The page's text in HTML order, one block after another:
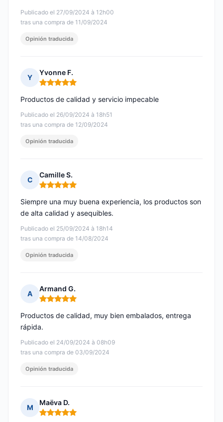
Publicado el 27/09/2024 à 12h00
tras una compra de 11/09/2024
Opinión traducida
Y
Yvonne F.
Nota: 5 de 5
Publicado el 26/09/2024 à 18h51
tras una compra de 12/09/2024
Productos de calidad y servicio impecable
Opinión traducida
C
Camille S.
Nota: 5 de 5
Publicado el 25/09/2024 à 18h14
tras una compra de 14/08/2024
Siempre una muy buena experiencia, los productos son
de alta calidad y asequibles.
Opinión traducida
A
Armand G.
Nota: 5 de 5
Publicado el 24/09/2024 à 08h09
tras una compra de 03/09/2024
Productos de calidad, muy bien embalados, entrega
rápida.
Opinión traducida
M
Maëva D.
Nota: 5 de 5